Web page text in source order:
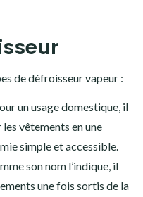
de défroisseur vapeur :
un usage domestique, il
vêtements en une
simple et accessible.
son nom l’indique, il
une fois sortis de la